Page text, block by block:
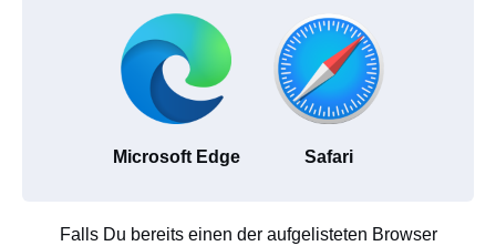
Microsoft Edge Safari
Falls Du bereits einen der aufgelisteten Browser